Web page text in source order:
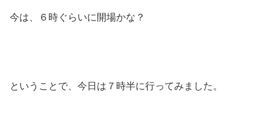
今は、６時ぐらいに開場かな？
ということで、今日は７時半に行ってみました。